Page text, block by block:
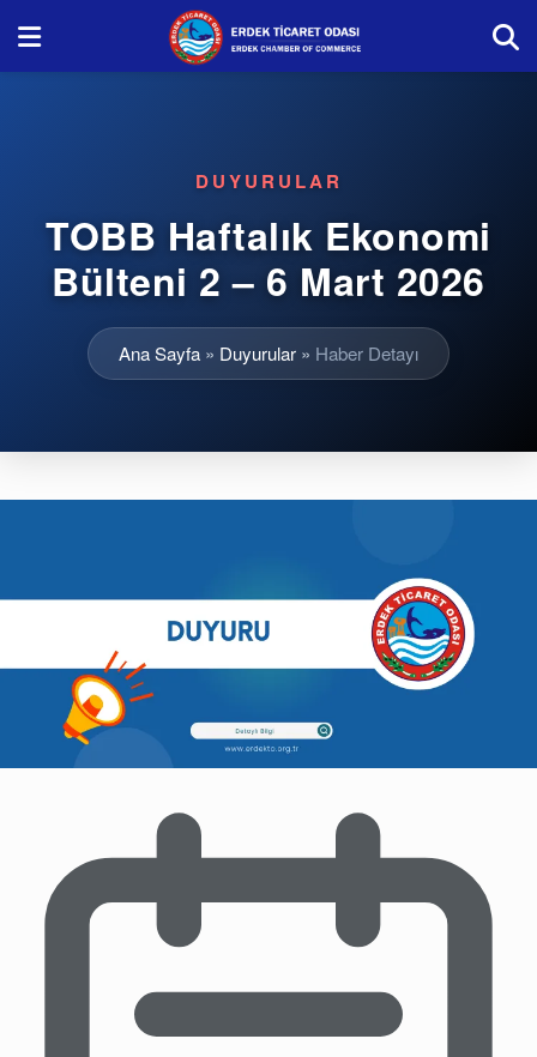
DUYURULAR
TOBB Haftalık Ekonomi
Bülteni 2 – 6 Mart 2026
Ana Sayfa » Duyurular » Haber Detayı